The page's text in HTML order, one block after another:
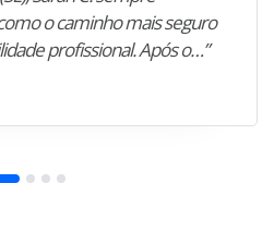
o caminho mais seguro
profissional. Após o…”